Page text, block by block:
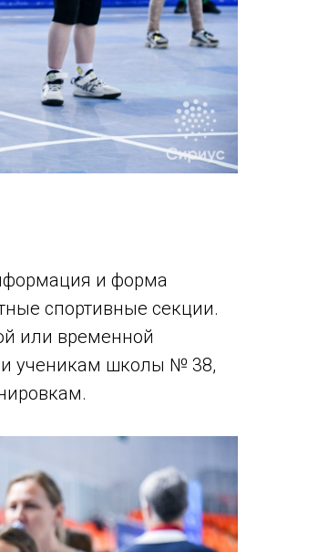
и форма
спортивные секции.
или временной
и ученикам школы № 38,